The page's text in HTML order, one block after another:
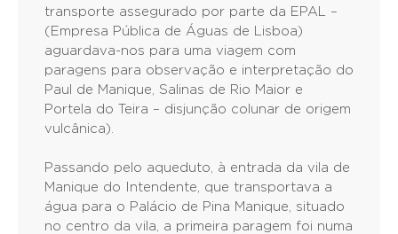
transporte assegurado por parte da EPAL –
(Empresa Pública de Águas de Lisboa)
aguardava-nos para uma viagem com
paragens para observação e interpretação do
Paul de Manique, Salinas de Rio Maior e
Portela do Teira – disjunção colunar de origem
vulcânica).
Passando pelo aqueduto, à entrada da vila de
Manique do Intendente, que transportava a
água para o Palácio de Pina Manique, situado
no centro da vila, a primeira paragem foi numa